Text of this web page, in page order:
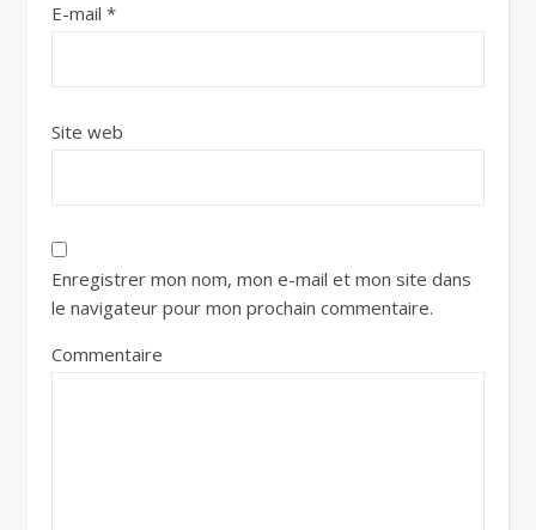
E-mail *
Site web
Enregistrer mon nom, mon e-mail et mon site dans
le navigateur pour mon prochain commentaire.
Commentaire